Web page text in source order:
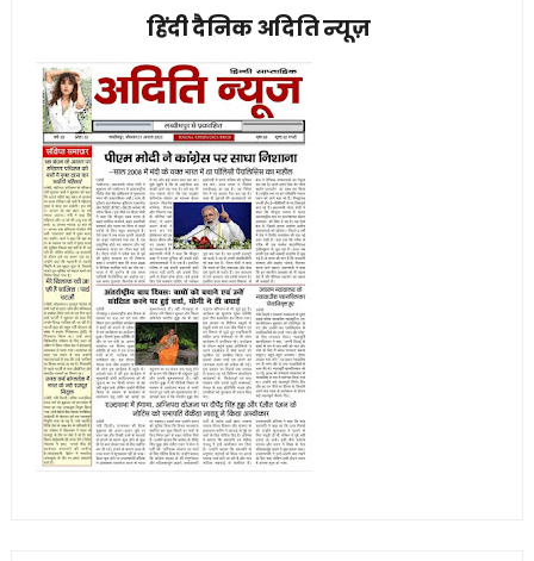
हिंदी दैनिक अदिति न्यूज़